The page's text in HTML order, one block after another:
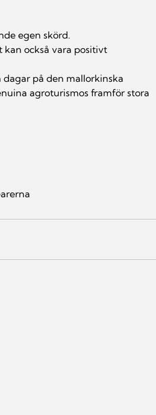
egen skörd.
kan också vara positivt
på den mallorkinska
agroturismos framför stora